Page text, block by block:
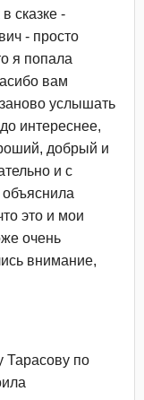
сказке -
- просто
я попала
вам
услышать
интереснее,
добрый и
и с
это и мои
очень
внимание,
Тарасову по